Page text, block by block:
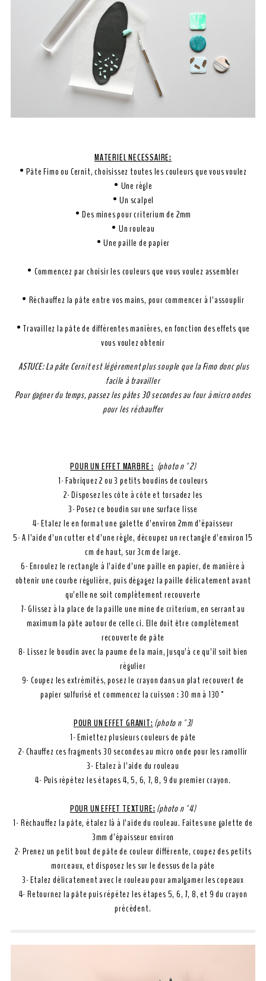
MATERIEL NECESSAIRE:
• Pâte Fimo ou Cernit, choisissez toutes les couleurs que vous voulez
• Une règle
• Un scalpel
• Des mines pour criterium de 2mm
• Un rouleau
• Une paille de papier
• Commencez par choisir les couleurs que vous voulez assembler
• Réchauffez la pâte entre vos mains, pour commencer à l’assouplir
• Travaillez la pâte de différentes manières, en fonction des effets que
vous voulez obtenir
ASTUCE:La pâte Cernit est légèrement plus souple que la Fimo donc plus
facile à travailler
Pour gagner du temps, passez les pâtes 30 secondes au four à micro ondes
pour les réchauffer
POUR UN EFFET MARBRE : (photo n°2)
1- Fabriquez 2 ou 3 petits boudins de couleurs
2- Disposez les côte à côte et torsadez les
3- Posez ce boudin sur une surface lisse
4- Etalez le en format une galette d’environ 2mm d’épaisseur
5- A l’aide d’un cutter et d’une règle, découpez un rectangle d’environ 15
cm de haut, sur 3cm de large.
6- Enroulez le rectangle à l’aide d’une paille en papier, de manière à
obtenir une courbe régulière, puis dégagez la paille délicatement avant
qu’elle ne soit complètement recouverte
7- Glissez à la place de la paille une mine de criterium, en serrant au
maximum la pâte autour de celle ci. Elle doit être complètement
recouverte de pâte
8- Lissez le boudin avec la paume de la main, jusqu’à ce qu’il soit bien
régulier
9- Coupez les extrémités, posez le crayon dans un plat recouvert de
papier sulfurisé et commencez la cuisson : 30 mn à 130°
POUR UN EFFET GRANIT: (photo n°3)
1- Emiettez plusieurs couleurs de pâte
2- Chauffez ces fragments 30 secondes au micro onde pour les ramollir
3- Etalez à l’aide du rouleau
4- Puis répétez les étapes 4, 5, 6, 7, 8, 9 du premier crayon.
POUR UN EFFET TEXTURE:(photo n°4)
1- Réchauffez la pâte, étalez là à l’aide du rouleau. Faites une galette de
3mm d’épaisseur environ
2- Prenez un petit bout de pâte de couleur différente, coupez des petits
morceaux, et disposez les sur le dessus de la pâte
3- Etalez délicatement avec le rouleau pour amalgamer les copeaux
4- Retournez la pâte puis répétez les étapes 5, 6, 7, 8, et 9 du crayon
précédent.